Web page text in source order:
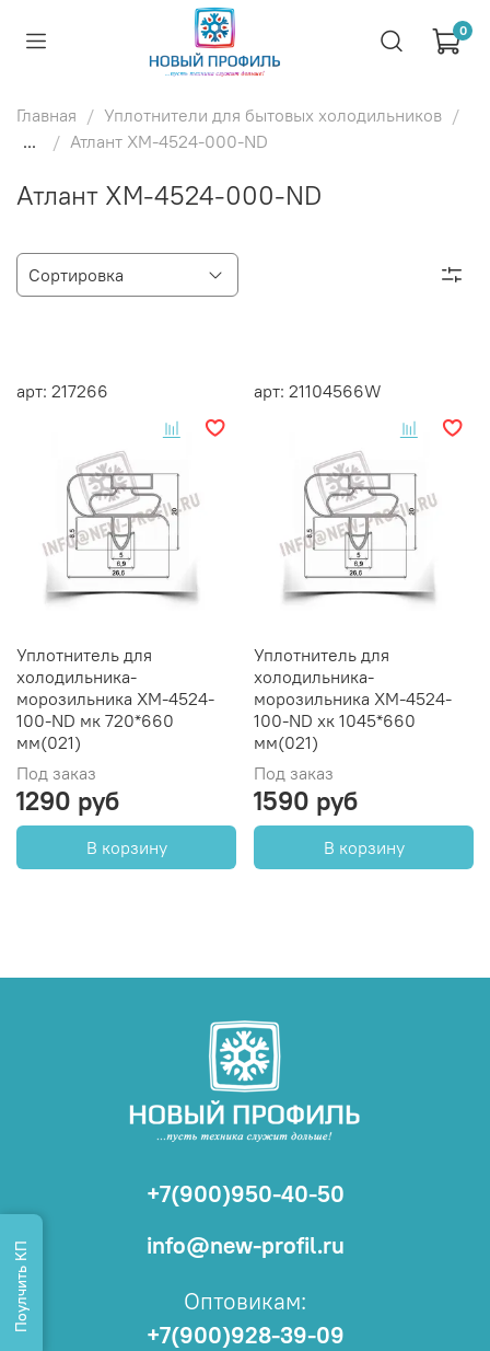
0
Главная
Уплотнители для бытовых холодильников
...
Атлант ХМ-4524-000-ND
Атлант ХМ-4524-000-ND
арт: 217266
Уплотнитель для
холодильника-
морозильника ХМ-4524-
100-ND мк 720*660
мм(021)
Под заказ
1290 руб
В корзину
арт: 21104566W
Уплотнитель для
холодильника-
морозильника ХМ-4524-
100-ND хк 1045*660
мм(021)
Под заказ
1590 руб
В корзину
+7(900)950-40-50
info@new-profil.ru
Оптовикам:
+7(900)928-39-09
Поулчить КП